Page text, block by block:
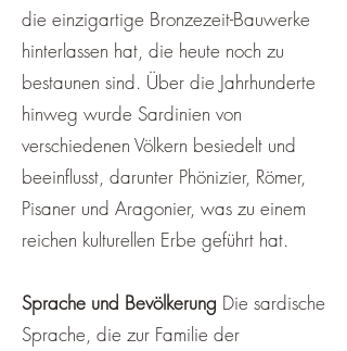
die einzigartige Bronzezeit-Bauwerke
hinterlassen hat, die heute noch zu
bestaunen sind. Über die Jahrhunderte
hinweg wurde Sardinien von
verschiedenen Völkern besiedelt und
beeinflusst, darunter Phönizier, Römer,
Pisaner und Aragonier, was zu einem
reichen kulturellen Erbe geführt hat.
Sprache und Bevölkerung Die sardische
Sprache, die zur Familie der